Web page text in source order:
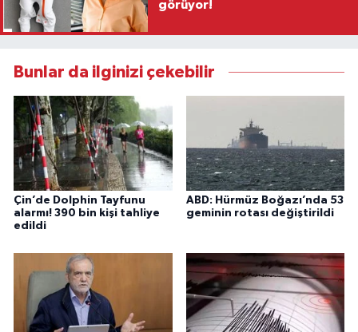
görüyor!
Bunlar da ilginizi çekebilir
Çin’de Dolphin Tayfunu
alarmı! 390 bin kişi tahliye
edildi
ABD: Hürmüz Boğazı’nda 53
geminin rotası değiştirildi